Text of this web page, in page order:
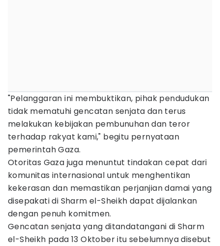
"Pelanggaran ini membuktikan, pihak pendudukan
tidak mematuhi gencatan senjata dan terus
melakukan kebijakan pembunuhan dan teror
terhadap rakyat kami," begitu pernyataan
pemerintah Gaza.
Otoritas Gaza juga menuntut tindakan cepat dari
komunitas internasional untuk menghentikan
kekerasan dan memastikan perjanjian damai yang
disepakati di Sharm el-Sheikh dapat dijalankan
dengan penuh komitmen.
Gencatan senjata yang ditandatangani di Sharm
el-Sheikh pada 13 Oktober itu sebelumnya disebut